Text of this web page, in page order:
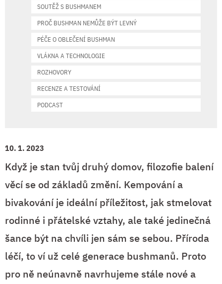
10. 1. 2023
Když je stan tvůj druhý domov, filozofie balení
věcí se od základů změní. Kempování a
bivakování je ideální příležitost, jak stmelovat
rodinné i přátelské vztahy, ale také jedinečná
šance být na chvíli jen sám se sebou. Příroda
léčí, to ví už celé generace bushmanů. Proto
pro ně neúnavně navrhujeme stále nové a
SOUTĚŽ S BUSHMANEM
PROČ BUSHMAN NEMŮŽE BÝT LEVNÝ
PÉČE O OBLEČENÍ BUSHMAN
VLÁKNA A TECHNOLOGIE
ROZHOVORY
RECENZE A TESTOVÁNÍ
PODCAST